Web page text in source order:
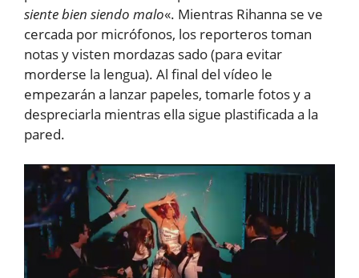
siente bien siendo malo«. Mientras Rihanna se ve
cercada por micrófonos, los reporteros toman
notas y visten mordazas sado (para evitar
morderse la lengua). Al final del vídeo le
empezarán a lanzar papeles, tomarle fotos y a
despreciarla mientras ella sigue plastificada a la
pared.